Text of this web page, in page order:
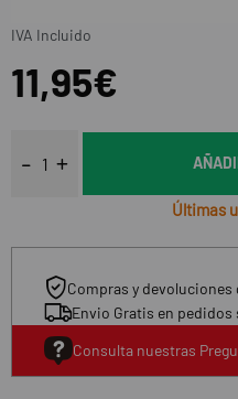
11,95€
IVA Incluido
Últimas
Compras y devoluciones
Envio Gratis en
Consulta nuestras